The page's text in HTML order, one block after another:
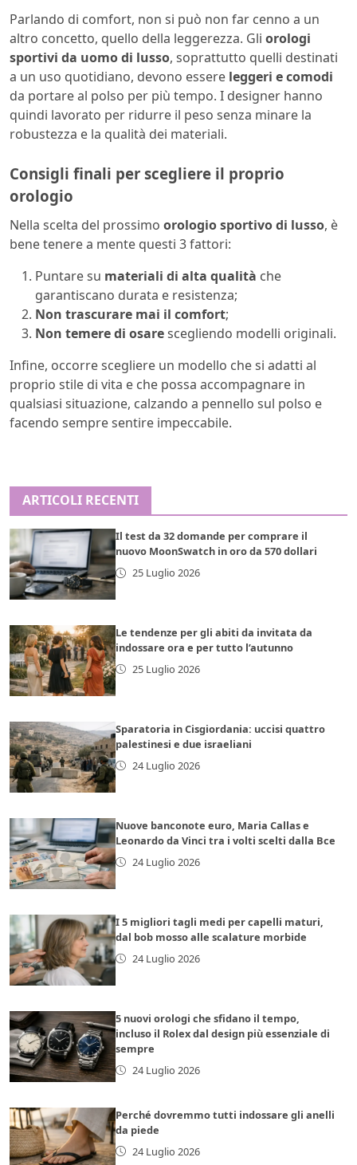
Parlando di comfort, non si può non far cenno a un
altro concetto, quello della leggerezza. Gli orologi
sportivi da uomo di lusso, soprattutto quelli destinati
a un uso quotidiano, devono essere leggeri e comodi
da portare al polso per più tempo. I designer hanno
quindi lavorato per ridurre il peso senza minare la
robustezza e la qualità dei materiali.
Consigli finali per scegliere il proprio
orologio
Nella scelta del prossimo orologio sportivo di lusso, è
bene tenere a mente questi 3 fattori:
Puntare su materiali di alta qualità che
garantiscano durata e resistenza;
Non trascurare mai il comfort;
Non temere di osarescegliendo modelli originali.
Infine, occorre scegliere un modello che si adatti al
proprio stile di vita e che possa accompagnare in
qualsiasi situazione, calzando a pennello sul polso e
facendo sempre sentire impeccabile.
ARTICOLI RECENTI
Il test da 32 domande per comprare il
nuovo MoonSwatch in oro da 570 dollari
25 Luglio 2026
Le tendenze per gli abiti da invitata da
indossare ora e per tutto l’autunno
25 Luglio 2026
Sparatoria in Cisgiordania: uccisi quattro
palestinesi e due israeliani
24 Luglio 2026
Nuove banconote euro, Maria Callas e
Leonardo da Vinci tra i volti scelti dalla Bce
24 Luglio 2026
I 5 migliori tagli medi per capelli maturi,
dal bob mosso alle scalature morbide
24 Luglio 2026
5 nuovi orologi che sfidano il tempo,
incluso il Rolex dal design più essenziale di
sempre
24 Luglio 2026
Perché dovremmo tutti indossare gli anelli
da piede
24 Luglio 2026